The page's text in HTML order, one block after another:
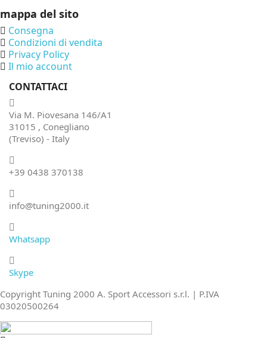
mappa del sito
Consegna
Condizioni di vendita
Privacy Policy
Il mio account
CONTATTACI
Via M. Piovesana 146/A1
31015 , Conegliano
(Treviso) - Italy
+39 0438 370138
info@tuning2000.it
Whatsapp
Skype
Copyright Tuning 2000 A. Sport Accessori s.r.l. | P.IVA
03020500264